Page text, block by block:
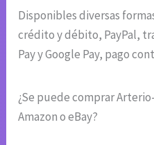
Disponibles diversas
crédito y débito, PayPal,
Pay y Google Pay, pago
¿Se puede comprar
Amazon o eBay?